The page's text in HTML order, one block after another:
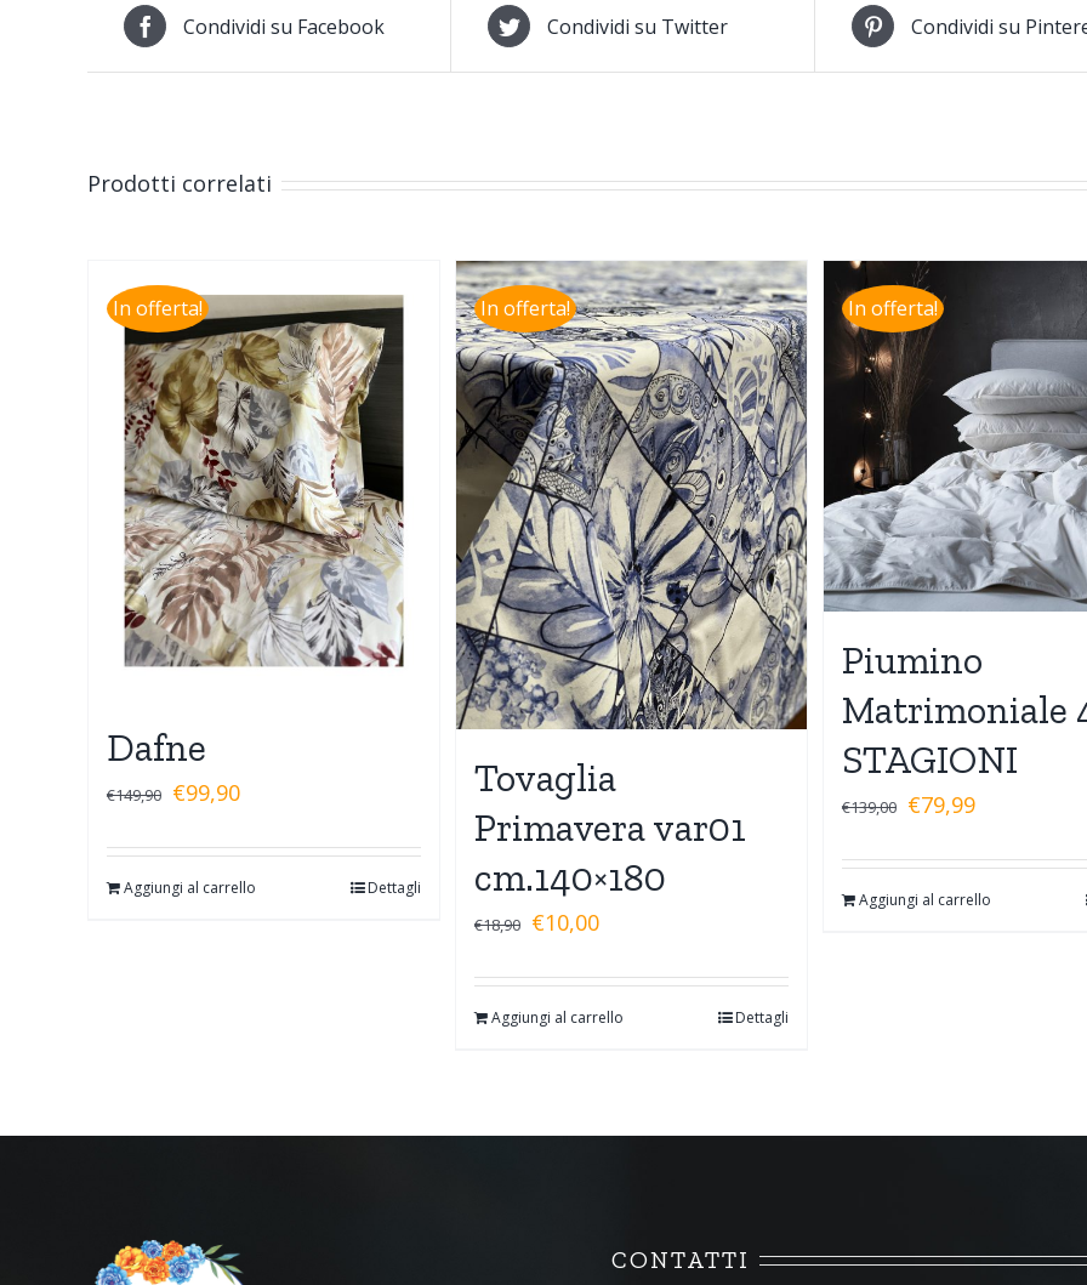
Condividi su Facebook Condividi su Twitter Condividi su
Prodotti correlati
In offerta!
Dafne
€149,90 €99,90
Aggiungi al carrello Dettagli
In offerta!
Tovaglia
Primavera var01
cm.140×180
€18,90 €10,00
Aggiungi al carrello Dettagli
In offerta!
Piumino
Matrimoniale
STAGIONI
€139,00 €79,99
Aggiungi al carrello
CONTATTI